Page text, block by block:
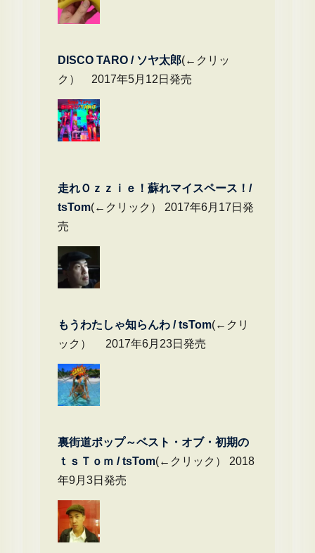
DISCO TARO / ソヤ太郎(←クリッ
ク） 2017年5月12日発売
走れＯｚｚｉｅ！蘇れマイスペース！/
tsTom(←クリック） 2017年6月17日発
売
もうわたしゃ知らんわ / tsTom(←クリ
ック） 2017年6月23日発売
裏街道ポップ～ベスト・オブ・初期の
ｔｓＴｏｍ / tsTom(←クリック） 2018
年9月3日発売